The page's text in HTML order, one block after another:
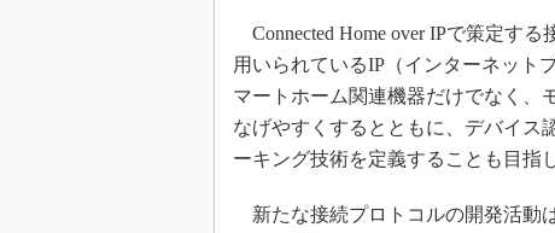
Connected Home over IPで策定す
用いられているIP（インターネット
マートホーム関連機器だけでなく、
なげやすくするとともに、デバイス
ーキング技術を定義することも目指
新たな接続プロトコルの開発活動